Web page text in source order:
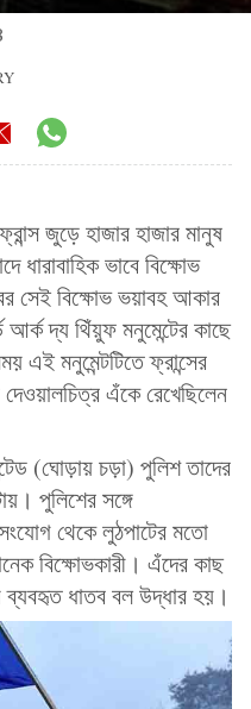
জুড়ে হাজার হাজার মানুষ
ধারাবাহিক ভাবে বিক্ষোভ
সেই বিক্ষোভ ভয়াবহ আকার
আর্ক দ্য থিঁয়ুফ মনুমেন্টের কাছে
মনুমেন্টটিতে ফ্রান্সের
দেওয়ালচিত্র এঁকে রেখেছিলেন
(ঘোড়ায় চড়া) পুলিশ তাদের
পুলিশের সঙ্গে
থেকে লুঠপাটের মতো
বিক্ষোভকারী। এঁদের কাছ
ব্যবহৃত ধাতব বল উদ্ধার হয়।